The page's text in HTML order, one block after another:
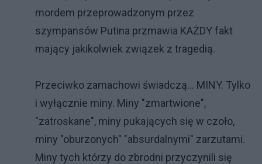
mordem przeprowadzonym przez
szympansów Putina przmawia KAŻDY fakt
mający jakikolwiek związek z tragedią.
Przeciwko zamachowi świadczą... MINY. Tylko
i wyłącznie miny. Miny "zmartwione",
"zatroskane", miny pukających się w czoło,
miny "oburzonych" "absurdalnymi" zarzutami.
Miny tych którzy do zbrodni przyczynili się